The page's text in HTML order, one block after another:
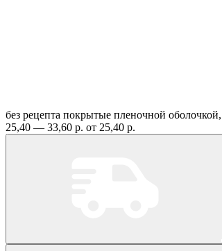
без рецепта покрытые пленочной
25,40 — 33,60 р. от 25,40 р.